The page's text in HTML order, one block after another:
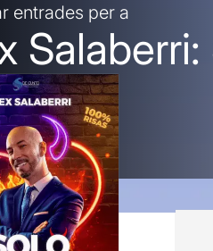
entrades per a